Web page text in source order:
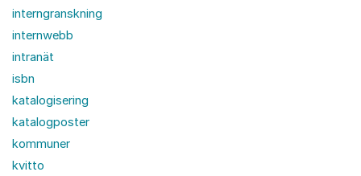
interngranskning
internwebb
intranät
isbn
katalogisering
katalogposter
kommuner
kvitto